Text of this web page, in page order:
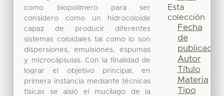
como biopolímero para ser
considero como un hidrocoloide
capaz de producir diferentes
sistemas coloidales tal como lo son
dispersiones, emulsiones, espumas
y microcápsulas. Con la finalidad de
lograr el objetivo principal, en
primera instancia mediante técnicas
físicas se aisló el mucílago de la
Esta
colección
Fecha
de
publicación
Autor
Título
Materia
Tipo